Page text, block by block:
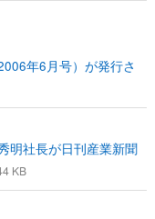
年6月号）が発行さ
明社長が日刊産業新聞
KB